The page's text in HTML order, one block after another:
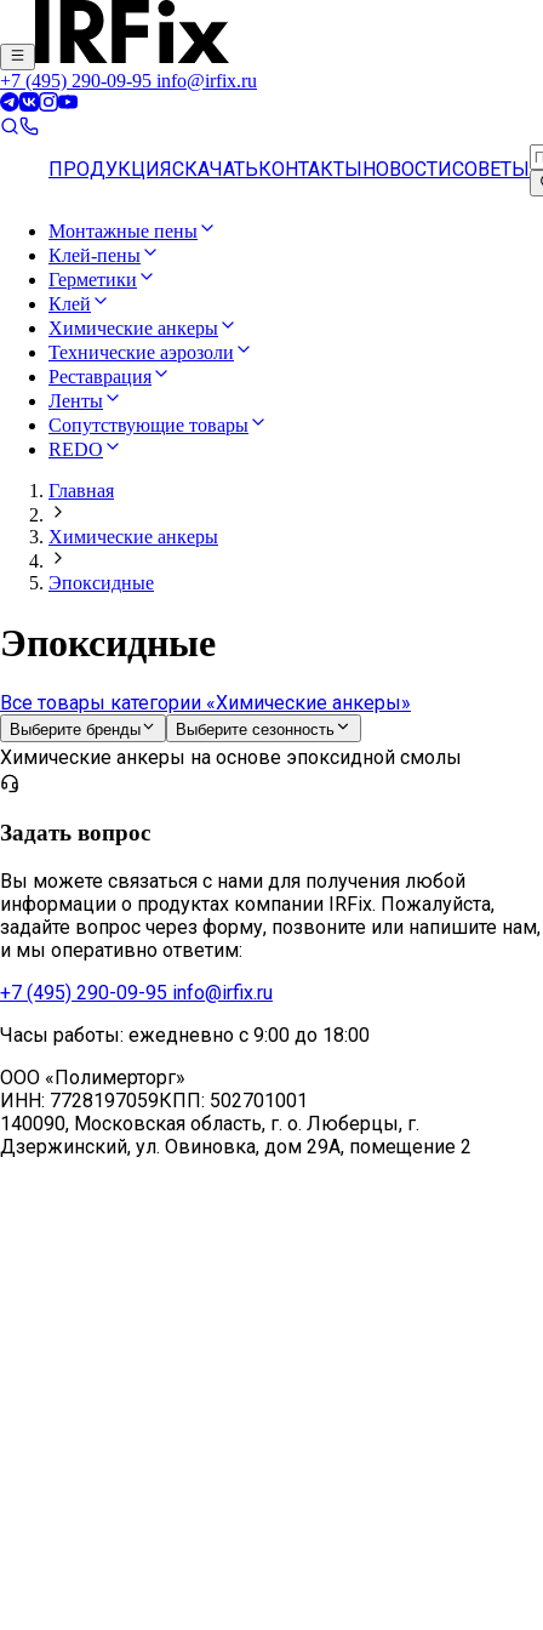
+7 (495) 290-09-95 info@irfix.ru
ПРОДУКЦИЯСКАЧАТЬКОНТАКТЫ НОВОСТИСОВЕТЫ
Монтажные пены
Клей-пены
Герметики
Клей
Химические анкеры
Технические аэрозоли
Реставрация
Ленты
Сопутствующие товары
REDO
Главная
Химические анкеры
Эпоксидные
Эпоксидные
Все товары категории «Химические анкеры»
Выберите бренды Выберите сезонность
Химические анкеры на основе эпоксидной смолы
Задать вопрос
Вы можете связаться с нами для получения любой
информации о продуктах компании IRFix. Пожалуйста,
задайте вопрос через форму, позвоните или напишите нам,
и мы оперативно ответим:
+7 (495) 290-09-95 info@irfix.ru
Часы работы: ежедневно с 9:00 до 18:00
ООО «Полимерторг»
ИНН: 7728197059КПП: 502701001
140090, Московская область, г. о. Люберцы, г.
Дзержинский, ул. Овиновка, дом 29А, помещение 2